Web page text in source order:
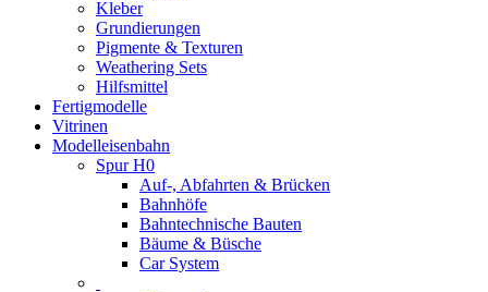
Kleber
Grundierungen
Pigmente & Texturen
Weathering Sets
Hilfsmittel
Fertigmodelle
Vitrinen
Modelleisenbahn
Spur H0
Auf-, Abfahrten & Brücken
Bahnhöfe
Bahntechnische Bauten
Bäume & Büsche
Car System